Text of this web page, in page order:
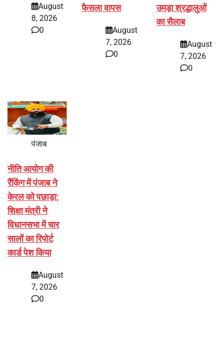
August
8, 2026
0
फैसला वापस
August
7, 2026
0
उमड़ा श्रद्धालुओं
का सैलाब
August
7, 2026
0
पंजाब
नीति आयोग की
रैंकिंग में पंजाब ने
केरल को पछाड़ा;
शिक्षा मंत्री ने
विधानसभा में चार
सालों का रिपोर्ट
कार्ड पेश किया
August
7, 2026
0